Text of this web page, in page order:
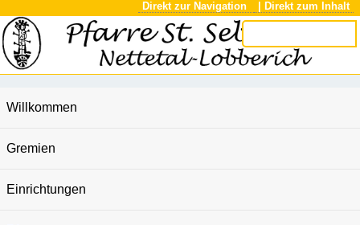
Direkt zur Navigation | Direkt zum Inhalt
Willkommen
Gremien
Einrichtungen